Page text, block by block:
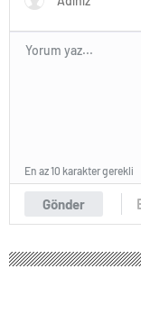
Gönder
En az 10 karakter gerekli